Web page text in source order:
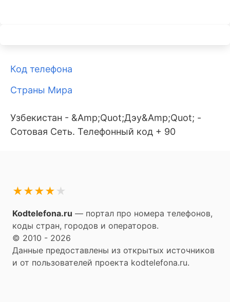
Код телефона
Страны Мира
Узбекистан - &Amp;Quot;Дэу&Amp;Quot; -
Сотовая Сеть. Телефонный код + 90
★
★
★
★
★
Kodtelefona.ru — портал про номера телефонов,
коды стран, городов и операторов.
© 2010 - 2026
Данные предоставлены из открытых источников
и от пользователей проекта kodtelefona.ru.